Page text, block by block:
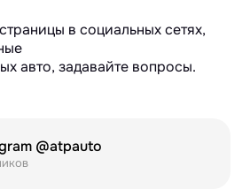
в социальных сетях,
авто, задавайте вопросы.
@atpauto